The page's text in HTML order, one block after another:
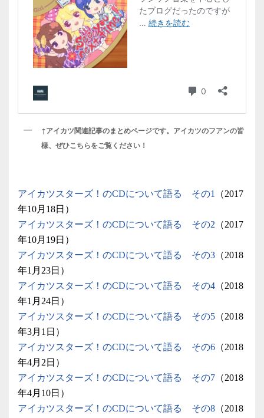
↑アイカツ関連記事のまとめページです。アイカツのフアンの皆
様、ぜひこちらをご覧ください！
アイカツスターズ！のCDについて語る その1
（2017
年10月18日）
アイカツスターズ！のCDについて語る その2 （2017
年10月19日）
アイカツスターズ！のCDについて語る その3 （2018
年1月23日）
アイカツスターズ！のCDについて語る その4 （2018
年1月24日）
アイカツスターズ！のCDについて語る その5 （2018
年3月1日）
アイカツスターズ！のCDについて語る その6 （2018
年4月2日）
アイカツスターズ！のCDについて語る その7 （2018
年4月10日）
アイカツスターズ！のCDについて語る その8 （2018